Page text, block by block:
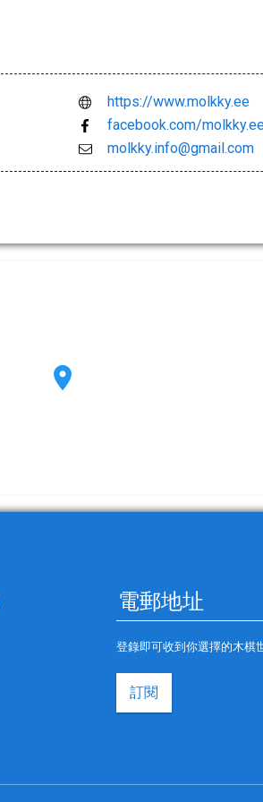
https://www.molkky.ee
facebook.com/
molkky.info@gmail.com
登錄即可收到你選擇的木棋
訂閱